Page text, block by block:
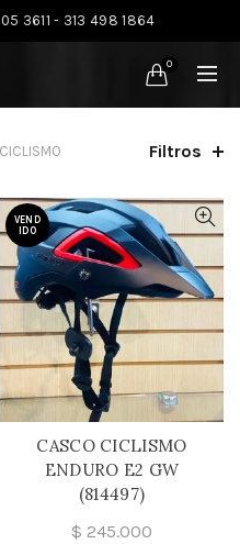
3611 - 313 498 1864
0
Filtros
VEND
IDO
CASCO CICLISMO
ENDURO E2 GW
(814497)
$ 245.000